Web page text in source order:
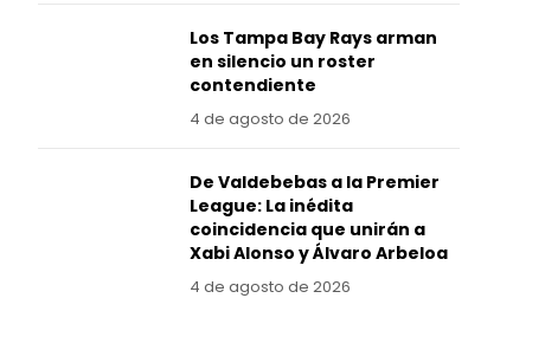
Los Tampa Bay Rays arman
en silencio un roster
contendiente
4 de agosto de 2026
De Valdebebas a la Premier
League: La inédita
coincidencia que unirán a
Xabi Alonso y Álvaro Arbeloa
4 de agosto de 2026